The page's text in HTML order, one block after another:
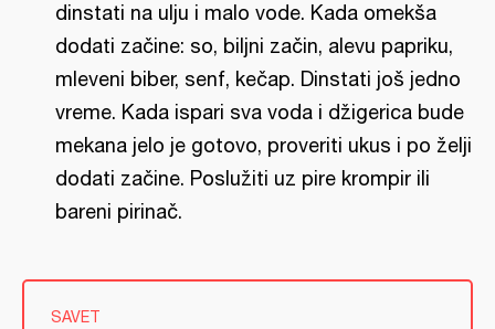
dinstati na ulju i malo vode. Kada omekša
dodati začine: so, biljni začin, alevu papriku,
mleveni biber, senf, kečap. Dinstati još jedno
vreme. Kada ispari sva voda i džigerica bude
mekana jelo je gotovo, proveriti ukus i po želji
dodati začine. Poslužiti uz pire krompir ili
bareni pirinač.
SAVET